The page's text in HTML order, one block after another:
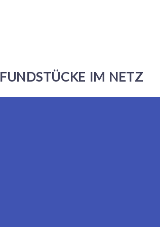
FUNDSTÜCKE IM NETZ